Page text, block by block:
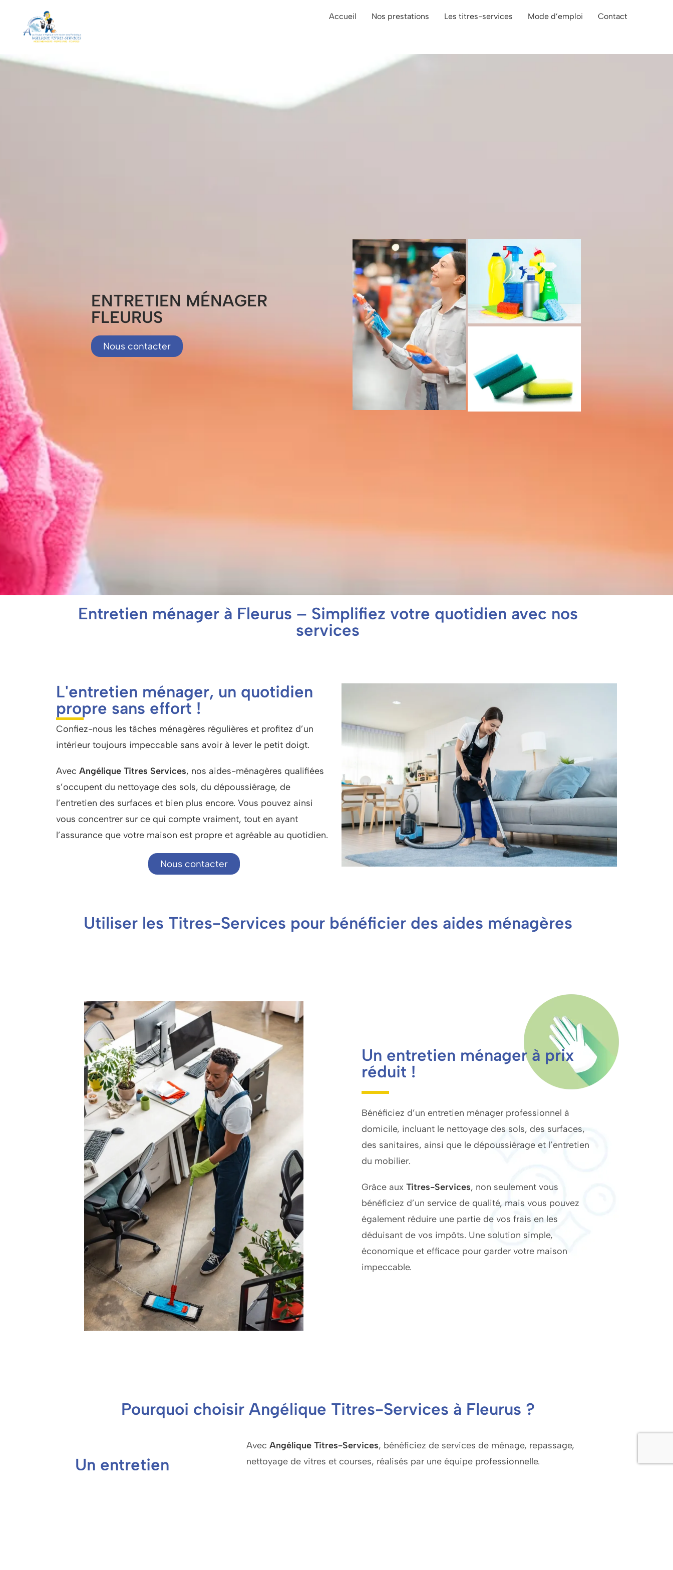
Accueil Nos prestations Les titres-services Mode d’emploi Contact
ENTRETIEN MÉNAGER
FLEURUS
Nous contacter
Entretien ménager à Fleurus – Simplifiez votre quotidien avec nos
services
L'entretien ménager, un quotidien
propre sans effort !
Confiez-nous les tâches ménagères régulières et profitez d’un
intérieur toujours impeccable sans avoir à lever le petit doigt.
Avec Angélique Titres Services, nos aides-ménagères qualifiées
s’occupent du nettoyage des sols, du dépoussiérage, de
l’entretien des surfaces et bien plus encore. Vous pouvez ainsi
vous concentrer sur ce qui compte vraiment, tout en ayant
l’assurance que votre maison est propre et agréable au quotidien.
Nous contacter
Utiliser les Titres-Services pour bénéficier des aides ménagères
Un entretien ménager à prix
réduit !
Bénéficiez d’un entretien ménager professionnel à
domicile, incluant le nettoyage des sols, des surfaces,
des sanitaires, ainsi que le dépoussiérage et l’entretien
du mobilier.
Grâce aux Titres-Services, non seulement vous
bénéficiez d’un service de qualité, mais vous pouvez
également réduire une partie de vos frais en les
déduisant de vos impôts. Une solution simple,
économique et efficace pour garder votre maison
impeccable.
Pourquoi choisir Angélique Titres-Services à Fleurus ?
Un entretien
Avec Angélique Titres-Services, bénéficiez de services de ménage, repassage,
nettoyage de vitres et courses, réalisés par une équipe professionnelle.